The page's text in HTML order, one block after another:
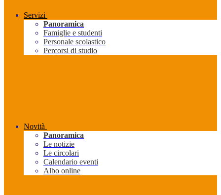
Servizi
Panoramica
Famiglie e studenti
Personale scolastico
Percorsi di studio
Novità
Panoramica
Le notizie
Le circolari
Calendario eventi
Albo online